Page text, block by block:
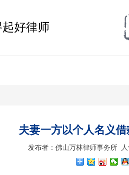
好律师
夫妻一方以个人名义
发布者：佛山万林律师事务所